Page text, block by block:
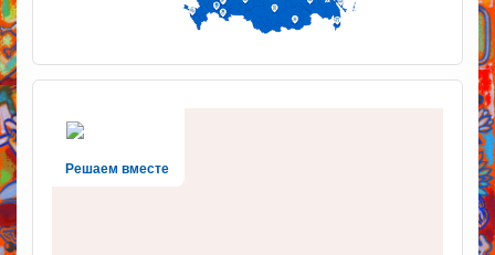
Решаем вместе